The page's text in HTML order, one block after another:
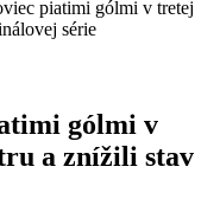
piatimi gólmi v tretej
série
gólmi v
a znížili stav